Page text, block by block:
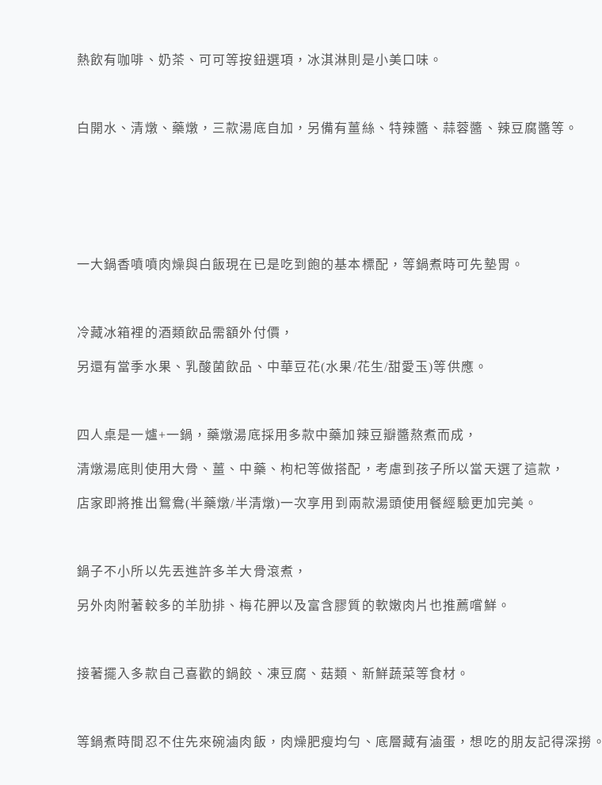
熱飲有咖啡、奶茶、可可等按鈕選項，冰淇淋則是小美口味。
白開水、清燉、藥燉，三款湯底自加，另備有薑絲、特辣醬、蒜蓉醬、辣豆腐醬等。
一大鍋香噴噴肉燥與白飯現在已是吃到飽的基本標配，等鍋煮時可先墊胃。
冷藏冰箱裡的酒類飲品需額外付價，
另還有當季水果、乳酸菌飲品、中華豆花(水果/花生/甜愛玉)等供應。
四人桌是一爐+一鍋，藥燉湯底採用多款中藥加辣豆瓣醬熬煮而成，
清燉湯底則使用大骨、薑、中藥、枸杞等做搭配，考慮到孩子所以當天選了這款，
店家即將推出鴛鴦(半藥燉/半清燉)一次享用到兩款湯頭使用餐經驗更加完美。
鍋子不小所以先丟進許多羊大骨滾煮，
另外肉附著較多的羊肋排、梅花胛以及富含膠質的軟嫩肉片也推薦嚐鮮。
接著擺入多款自己喜歡的鍋餃、凍豆腐、菇類、新鮮蔬菜等食材。
等鍋煮時間忍不住先來碗滷肉飯，肉燥肥瘦均勻、底層藏有滷蛋，想吃的朋友記得深撈。